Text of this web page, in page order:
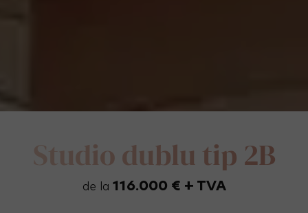
Studio dublu tip 2B
de la 116.000 € + TVA